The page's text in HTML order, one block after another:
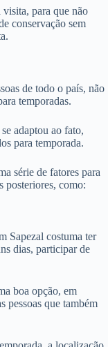
para que não
conservação sem
de todo o país, não
temporadas.
adaptou ao fato,
para temporada.
série de fatores para
posteriores, como:
Sapezal costuma ter
dias, participar de
boa opção, em
pessoas que também